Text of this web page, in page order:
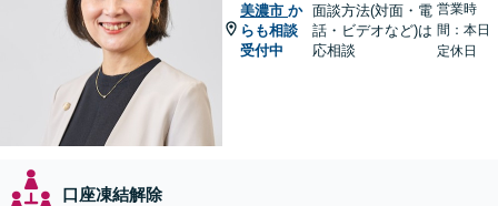
美濃市 か
らも相談
受付中
面談方法(対面・電
話・ビデオなど)は
応相談
営業時
間：本日
定休日
口座凍結解除